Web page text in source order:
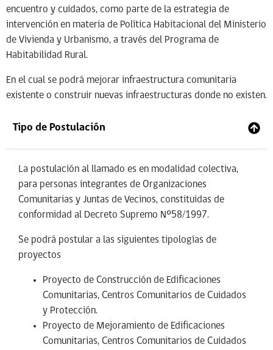
encuentro y cuidados, como parte de la estrategia de
intervención en materia de Política Habitacional del Ministerio
de Vivienda y Urbanismo, a través del Programa de
Habitabilidad Rural.
En el cual se podrá mejorar infraestructura comunitaria
existente o construir nuevas infraestructuras donde no existen.
Tipo de Postulación
La postulación al llamado es en modalidad colectiva,
para personas integrantes de Organizaciones
Comunitarias y Juntas de Vecinos, constituidas de
conformidad al Decreto Supremo Nº58/1997.
Se podrá postular a las siguientes tipologías de
proyectos
Proyecto de Construcción de Edificaciones
Comunitarias, Centros Comunitarios de Cuidados
y Protección.
Proyecto de Mejoramiento de Edificaciones
Comunitarias, Centros Comunitarios de Cuidados